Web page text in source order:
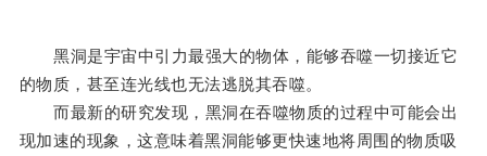
黑洞是宇宙中引力最强大的物体，能够吞噬一切接近它
的物质，甚至连光线也无法逃脱其吞噬。
而最新的研究发现，黑洞在吞噬物质的过程中可能会出
现加速的现象，这意味着黑洞能够更快速地将周围的物质吸